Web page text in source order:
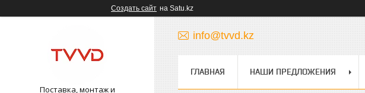
Создать сайт на Satu.kz
Поставка, монтаж и
info@tvvd.kz
ГЛАВНАЯ НАШИ ПРЕДЛОЖЕНИЯ